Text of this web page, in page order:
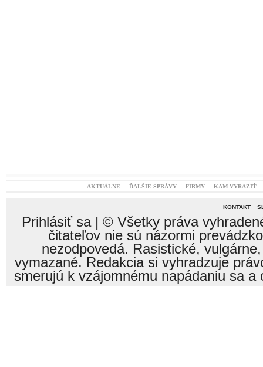
AKTUÁLNE ĎALŠIE SPRÁVY FIRMY KAM VYRAZIŤ
KONTAKT
Prihlásiť sa| © Všetky práva
čitateľov nie sú názormi
nezodpovedá. Rasistické,
vymazané. Redakcia si vyhradzuje
smerujú k vzájomnému napádaniu sa